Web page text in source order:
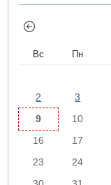
Вс Пн
2
3
9
10
16
17
23
24